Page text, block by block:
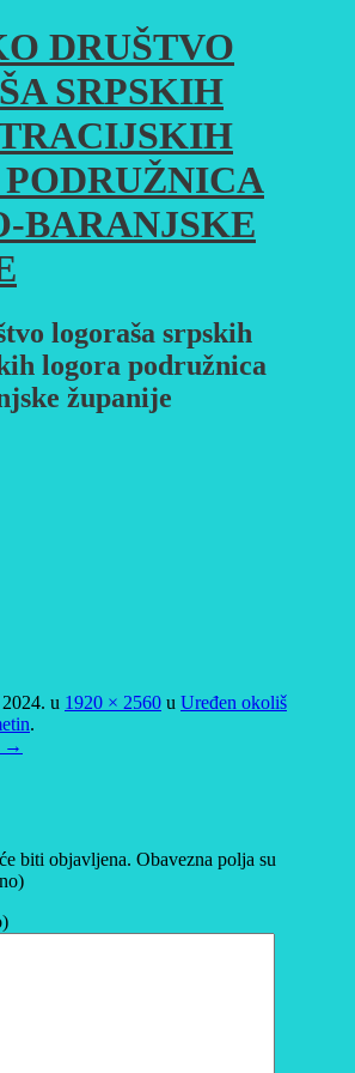
DRUŠTVO
SRPSKIH
BARANJSKE
logoraša srpskih
logora podružnica
županije
u 1920 × 2560 u Uređen okoliš
.
→
biti objavljena. Obavezna polja su